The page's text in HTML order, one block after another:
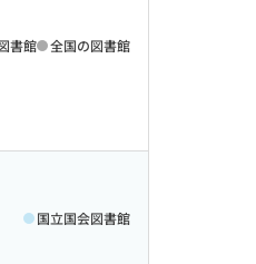
書館 全国の図書館
国立国会図書館